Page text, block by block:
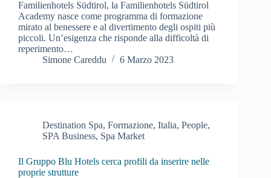
Familienhotels Südtirol, la Familienhotels Südtirol
Academy nasce come programma di formazione
mirato al benessere e al divertimento degli ospiti più
piccoli. Un’esigenza che risponde alla difficoltà di
reperimento…
Simone Careddu
6 Marzo 2023
Destination Spa, Formazione, Italia, People,
SPA Business, Spa Market
Il Gruppo Blu Hotels cerca profili da inserire nelle
proprie strutture